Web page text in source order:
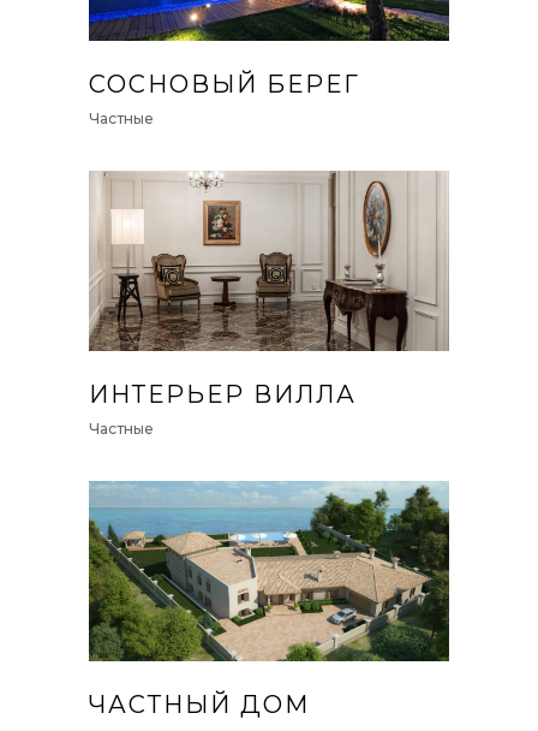
СОСНОВЫЙ БЕРЕГ
Частные
ИНТЕРЬЕР ВИЛЛА
Частные
ЧАСТНЫЙ ДОМ